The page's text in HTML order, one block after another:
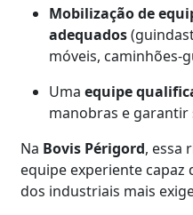
Mobilização de
adequados
móveis, caminhões-
Umaequipe
manobras e garantir
Na Bovis Périgord, essa
equipe experiente capaz
dos industriais mais